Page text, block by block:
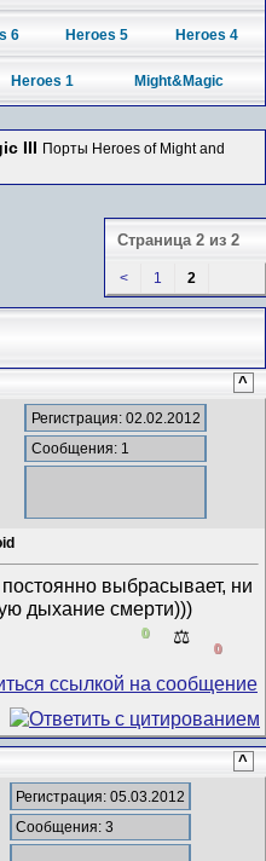
6 Heroes 5 Heroes 4
Heroes 1 Might&Magic
III Порты Heroes of Might and
Страница 2 из 2
< 1 2
^
Регистрация: 02.02.2012
Сообщения: 1
выбрасывает, ни
дыхание смерти)))
0 ⚖️
0
^
Регистрация: 05.03.2012
Сообщения: 3